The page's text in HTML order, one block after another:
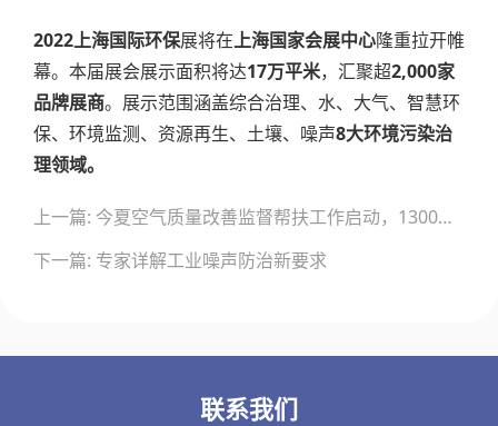
2022上海国际环保展将在上海国家会展中心隆重拉开帷
幕。本届展会展示面积将达17万平米，汇聚超2,000家
品牌展商。展示范围涵盖综合治理、水、大气、智慧环
保、环境监测、资源再生、土壤、噪声8大环境污染治
理领域。
章
航
上一篇: 今夏空气质量改善监督帮扶工作启动，1300亿vocs治理市场在向谁“招手”？
下一篇: 专家详解工业噪声防治新要求
联系我们